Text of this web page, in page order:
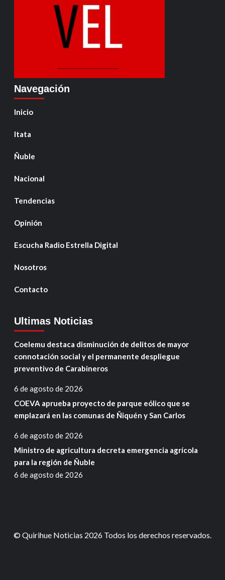
Navegación
Inicio
Itata
Ñuble
Nacional
Tendencias
Opinión
Escucha Radio Estrella Digital
Nosotros
Contacto
Ultimas Noticias
Coelemu destaca disminución de delitos de mayor
connotación social y el permanente despliegue
preventivo de Carabineros
6 de agosto de 2026
COEVA aprueba proyecto de parque eólico que se
emplazará en las comunas de Ñiquén y San Carlos
6 de agosto de 2026
Ministro de agricultura decreta emergencia agrícola
para la región de Ñuble
6 de agosto de 2026